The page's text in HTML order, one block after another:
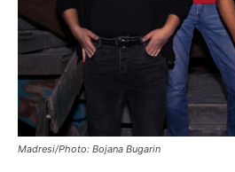
Madresi/Photo: Bojana Bugarin